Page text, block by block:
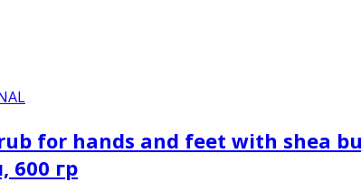
for hands and feet with shea
600 гр